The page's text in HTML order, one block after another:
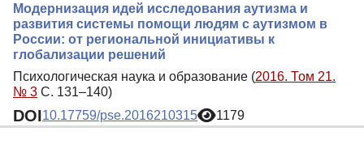
Модернизация идей исследования аутизма и
развития системы помощи людям с аутизмом в
России: от региональной инициативы к
глобализации решений
Психологическая наука и образование (2016. Том 21.
№ 3 С. 131–140)
DOI10.17759/pse.2016210315 1179